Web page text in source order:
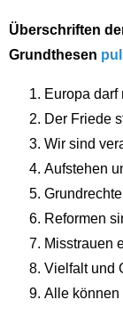
Überschriften
Grundthesen
Europa darf
Der Friede
Wir sind
Aufstehen
Reformen
Misstrauen
Vielfalt und
Alle können